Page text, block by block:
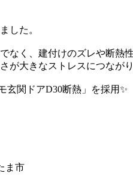
した。
なく、建付けのズレや断熱
が大きなストレスにつながり
玄関ドアD30断熱」を採用✨
ま市